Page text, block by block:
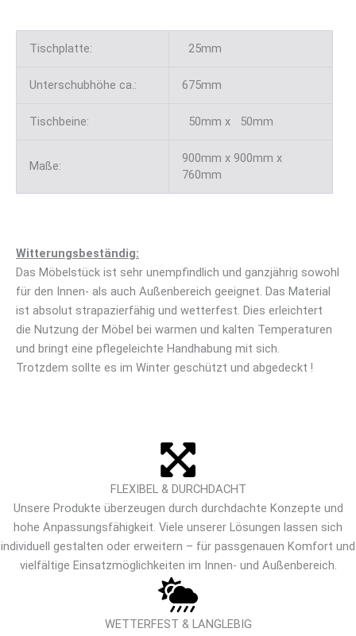
Tischplatte: 25mm
Unterschubhöhe ca.: 675mm
Tischbeine: 50mm x 50mm
Maße:
900mm x 900mm x
760mm
Witterungsbeständig:
Das Möbelstück ist sehr unempfindlich und ganzjährig sowohl
für den Innen- als auch Außenbereich geeignet. Das Material
ist absolut strapazierfähig und wetterfest. Dies erleichtert
die Nutzung der Möbel bei warmen und kalten Temperaturen
und bringt eine pflegeleichte Handhabung mit sich.
Trotzdem sollte es im Winter geschützt und abgedeckt !
FLEXIBEL & DURCHDACHT
Unsere Produkte überzeugen durch durchdachte Konzepte und
hohe Anpassungsfähigkeit. Viele unserer Lösungen lassen sich
individuell gestalten oder erweitern – für passgenauen Komfort und
vielfältige Einsatzmöglichkeiten im Innen- und Außenbereich.
WETTERFEST & LANGLEBIG